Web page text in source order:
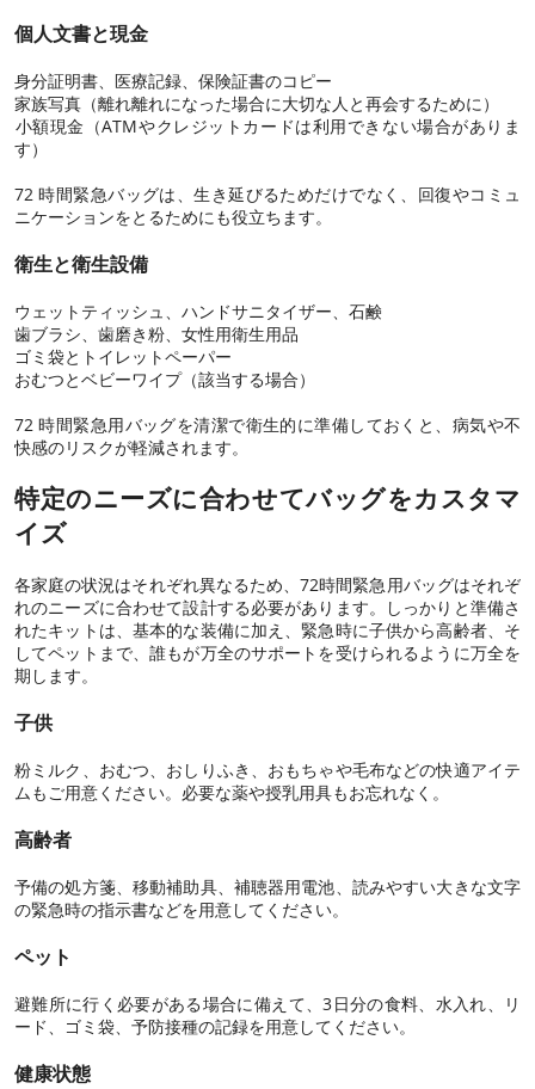
個人文書と現金
身分証明書、医療記録、保険証書のコピー
家族写真（離れ離れになった場合に大切な人と再会するために）
小額現金（ATMやクレジットカードは利用できない場合がありま
す）
72 時間緊急バッグは、生き延びるためだけでなく、回復やコミュ
ニケーションをとるためにも役立ちます。
衛生と衛生設備
ウェットティッシュ、ハンドサニタイザー、石鹸
歯ブラシ、歯磨き粉、女性用衛生用品
ゴミ袋とトイレットペーパー
おむつとベビーワイプ（該当する場合）
72 時間緊急用バッグを清潔で衛生的に準備しておくと、病気や不
快感のリスクが軽減されます。
特定のニーズに合わせてバッグをカスタマ
イズ
各家庭の状況はそれぞれ異なるため、72時間緊急用バッグはそれぞ
れのニーズに合わせて設計する必要があります。しっかりと準備さ
れたキットは、基本的な装備に加え、緊急時に子供から高齢者、そ
してペットまで、誰もが万全のサポートを受けられるように万全を
期します。
子供
粉ミルク、おむつ、おしりふき、おもちゃや毛布などの快適アイテ
ムもご用意ください。必要な薬や授乳用具もお忘れなく。
高齢者
予備の処方箋、移動補助具、補聴器用電池、読みやすい大きな文字
の緊急時の指示書などを用意してください。
ペット
避難所に行く必要がある場合に備えて、3日分の食料、水入れ、リ
ード、ゴミ袋、予防接種の記録を用意してください。
健康状態